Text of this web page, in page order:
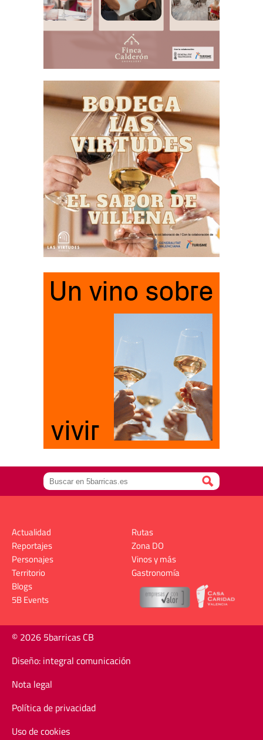
Actualidad
Reportajes
Personajes
Territorio
Rutas
Zona DO
Vinos y más
Gastronomía
Blogs
5B Events
© 2026 5barricas CB
Diseño: integral comunicación
Nota legal
Política de privacidad
Uso de cookies